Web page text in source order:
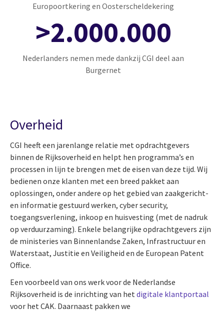
Europoortkering en Oosterscheldekering
>2.000.000
Nederlanders nemen mede dankzij CGI deel aan
Burgernet
Overheid
CGI heeft een jarenlange relatie met opdrachtgevers
binnen de Rijksoverheid en helpt hen programma’s en
processen in lijn te brengen met de eisen van deze tijd. Wij
bedienen onze klanten met een breed pakket aan
oplossingen, onder andere op het gebied van zaakgericht-
en informatie gestuurd werken, cyber security,
toegangsverlening, inkoop en huisvesting (met de nadruk
op verduurzaming). Enkele belangrijke opdrachtgevers zijn
de ministeries van Binnenlandse Zaken, Infrastructuur en
Waterstaat, Justitie en Veiligheid en de European Patent
Office.
Een voorbeeld van ons werk voor de Nederlandse
Rijksoverheid is de inrichting van hetdigitale klantportaal
voor het CAK. Daarnaast pakken we